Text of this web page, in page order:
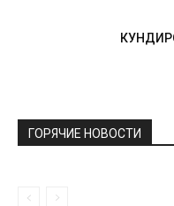
ГОРЯЧИЕ НОВОСТИ